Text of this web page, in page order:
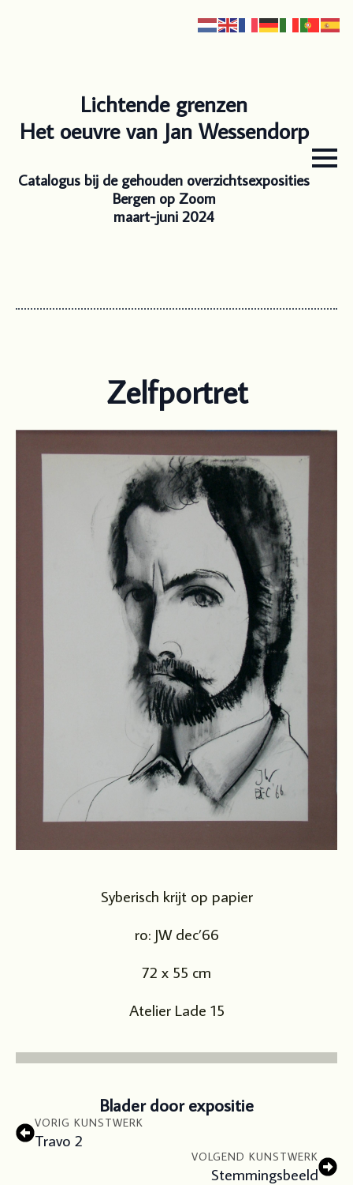
Lichtende grenzen
Het oeuvre van Jan Wessendorp
Catalogus bij de gehouden overzichtsexposities
Bergen op Zoom
maart-juni 2024
Zelfportret
Syberisch krijt op papier
ro: JW dec’66
72 x 55 cm
Atelier Lade 15
Blader door expositie
VORIG KUNSTWERK
Travo 2
VOLGEND KUNSTWERK
Stemmingsbeeld